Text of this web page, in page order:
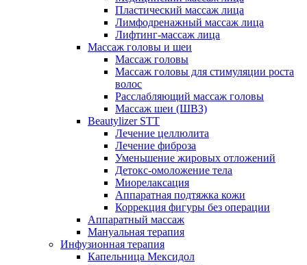
Пластический массаж лица
Лимфодренажный массаж лица
Лифтинг-массаж лица
Массаж головы и шеи
Массаж головы
Массаж головы для стимуляции роста
волос
Расслабляющий массаж головы
Массаж шеи (ШВЗ)
Beautylizer STT
Лечение целлюлита
Лечение фиброза
Уменьшение жировых отложений
Детокс-омоложение тела
Миорелаксация
Аппаратная подтяжка кожи
Коррекция фигуры без операции
Аппаратный массаж
Мануальная терапия
Инфузионная терапия
Капельница Мексидол